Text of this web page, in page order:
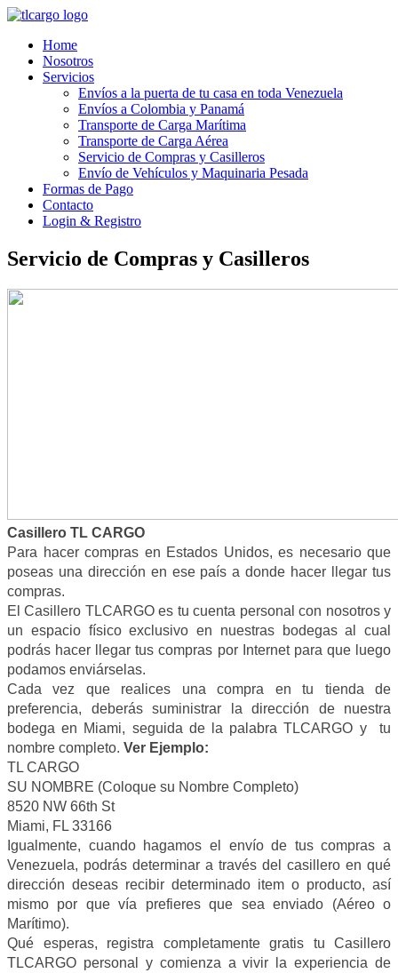
Home
Nosotros
Servicios
Envíos a la puerta de tu casa en toda Venezuela
Envíos a Colombia y Panamá
Transporte de Carga Marítima
Transporte de Carga Aérea
Servicio de Compras y Casilleros
Envío de Vehículos y Maquinaria Pesada
Formas de Pago
Contacto
Login & Registro
Servicio de Compras y Casilleros
Casillero TL CARGO
Para hacer compras en Estados Unidos, es necesario que
poseas una dirección en ese país a donde hacer llegar tus
compras.
El Casillero TLCARGO es tu cuenta personal con nosotros y
un espacio físico exclusivo en nuestras bodegas al cual
podrás hacer llegar tus compras por Internet para que luego
podamos enviárselas.
Cada vez que realices una compra en tu tienda de
preferencia, deberás suministrar la dirección de nuestra
bodega en Miami, seguida de la palabra TLCARGO y tu
nombre completo. Ver Ejemplo:
TL CARGO
SU NOMBRE (Coloque su Nombre Completo)
8520 NW 66th St
Miami, FL 33166
Igualmente, cuando hagamos el envío de tus compras a
Venezuela, podrás determinar a través del casillero en qué
dirección deseas recibir determinado item o producto, así
mismo por que vía prefieres que sea enviado (Aéreo o
Marítimo).
Qué esperas, registra completamente gratis tu Casillero
TLCARGO personal y comienza a vivir la experiencia de